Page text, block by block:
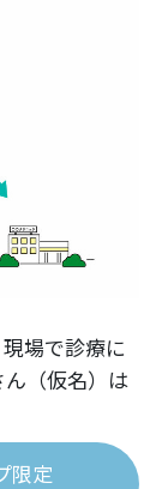
場で診療に
（仮名）は
限定